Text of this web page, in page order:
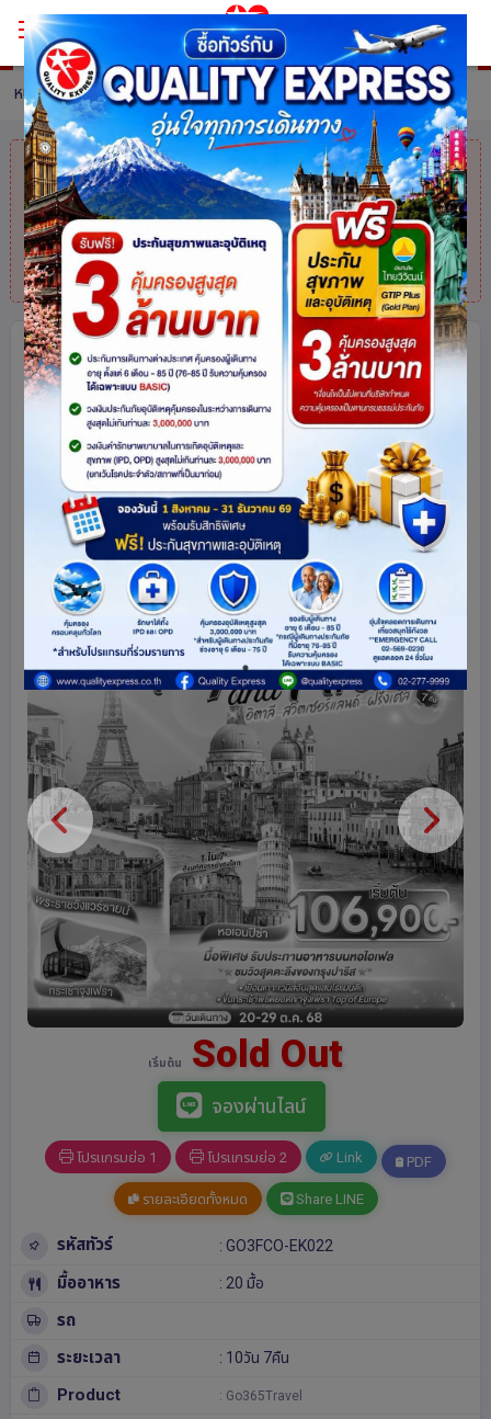
หน้าหลัก ทัวร์ Switzerland รายละเอียดทัวร์
คุณมาช้าไปแล้ว สินค้าหมดแล้วค่ะแต่ไม่
ต้องห่วง! สอบถามสินค้าคล้ายกันได้ที่
โทร.025113000
ALPS AND ARTS อิตาลี – สวิตเซอร์
แลนด์ – ฝรั่งเศส 10 วัน 7 คืน โดยสาย
การบิน EMIRATES (EK)
สวิตเซอร์แลนด์ ฝรั่งเศส อิตาลี
ยุโรป
69
share
ดูโปรแกรมทัวร์
เริ่มต้น Sold Out
จองผ่านไลน์
โปรแกรมย่อ 1 โปรแกรมย่อ 2 Link PDF
รายละเอียดทั้งหมด Share LINE
รหัสทัวร์ : GO3FCO-EK022
มื้ออาหาร : 20 มื้อ
รถ
ระยะเวลา
: 10วัน 7คืน
Product : Go365Travel